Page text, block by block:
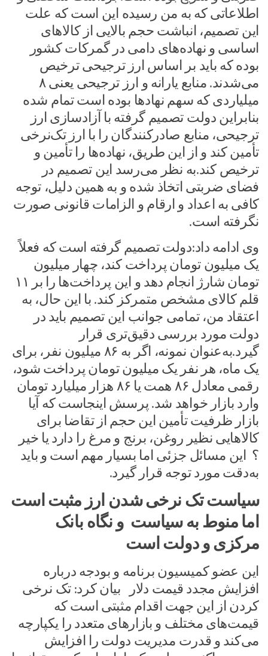
اطلاعاتی که به من رسیده این است که علت
این تصمیم، انباشت حجم بالایی از کالاهای
اساسی و نهاده‌های دامی در گمرکات کشور
بوده که باید بر اساس ارز ترجیحی ترخیص
می‌شدند. منابع یارانه و ارز ترجیحی یعنی ۸
میلیاردی که سهم نهادها بوده است تمام شده
بنابراین دولت تصمیم گرفته با آزادسازی ارز
ترجیحی، منابع صادرکنندگان را با ارز تک‌نرخی
تأمین کند و از این طریق، نهاده‌ها را تأمین و
ترخیص کند.به نظر می‌رسد این تصمیم در
فضای ضربتی اتخاذ شده و به همین دلیل، توجه
کافی به اعداد و ارقام و الزامات قانونی صورت
نگرفته است.
وی ادامه داد:دولت تصمیم گرفته است که فعلاً
یک میلیون تومان پرداخت کند، چهار میلیون
تومان شارژ انجام دهد و این پرداخت‌ها را بر ۱۱
قلم کالای مشخص متمرکز کند. با این حال، به
اعتقاد من، تمامی جوانب این تصمیم باید در
دولت مورد بررسی دقیق‌تری قرار
گیرد.به‌عنوان نمونه، اگر به ۸۶ میلیون نفر، برای
یک ماه، هر نفر یک میلیون تومان پرداخت شود،
رقمی معادل ۸۶ همت یا ۸۶ هزار میلیارد تومان
وارد بازار خواهد شد. پرسش اینجاست که آیا
بازار ظرفیت تأمین این حجم از تقاضا برای
کالاهایی نظیر روغن، برنج و مرغ را دارد یا خیر
؟ این مسائل جزئی اما بسیار مهم است و باید
به‌دقت مورد توجه قرار گیرد.
سیاست تک نرخی شدن ارز مثبت است
اما منوط به سیاست و نگاه بانک
مرکزی و دولت است
این عضو کمیسیون برنامه و بودجه درباره
افزایش مجدد قیمت دلار بیان کرد: تک نرخی
کردن از این جهت اقدام مثبتی است که
قیمت‌های مختلف و بازارهای متعدد را یکپارچه
می‌کند و قدرت مدیریت دولت را افزایش